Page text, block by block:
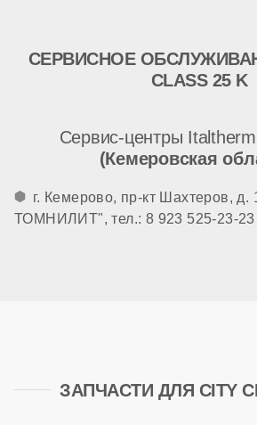
СЕРВИСНОЕ
CLASS 25 K
Сервис-центры
(Кемеровская
г. Кемерово, пр-кт Шахтеров,
ТОМНИЛИТ", тел.: 8 923 525-23-23
ЗАПЧАСТИ ДЛЯ CITY